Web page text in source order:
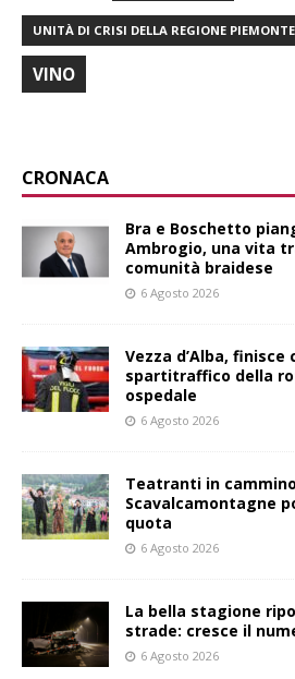
UNITÀ DI CRISI DELLA REGIONE PIEMONTE
VINO
CRONACA
Bra e Boschetto
Ambrogio, una vita
comunità braidese
6 Agosto 2026
Vezza d’Alba, finisce
spartitraffico della
ospedale
6 Agosto 2026
Teatranti in
Scavalcamontagne
quota
6 Agosto 2026
La bella stagione
strade: cresce il
6 Agosto 2026